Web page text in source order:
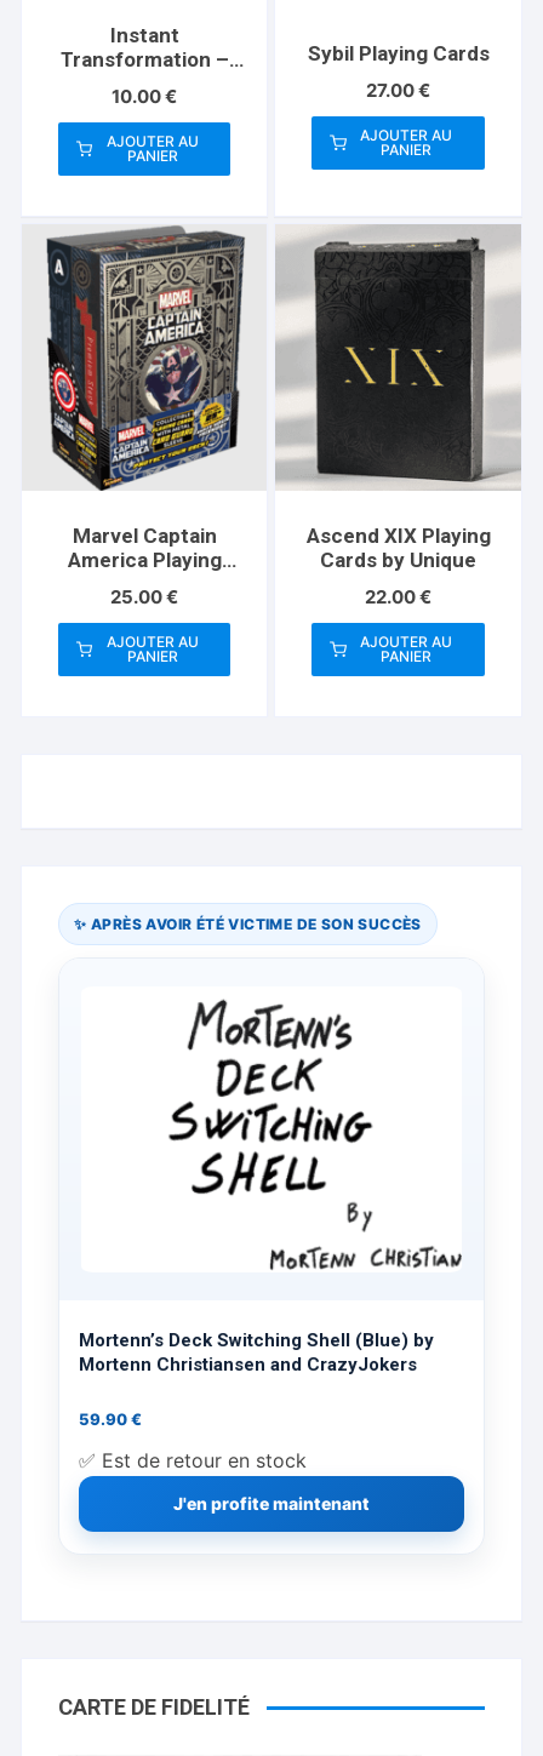
Instant
Transformation –
Standard
10.00€
AJOUTER AU
PANIER
Sybil Playing Cards
27.00€
AJOUTER AU
PANIER
Marvel Captain
America Playing
Cards (Plus Card
Guard)
25.00€
AJOUTER AU
PANIER
Ascend XIX Playing
Cards by Unique
22.00€
AJOUTER AU
PANIER
✨ APRÈS AVOIR ÉTÉ VICTIME DE SON SUCCÈS
Mortenn’s Deck Switching Shell (Blue) by
Mortenn Christiansen and CrazyJokers
59.90€
✅ Est de retour en stock
J'en profite maintenant
CARTE DE FIDELITÉ